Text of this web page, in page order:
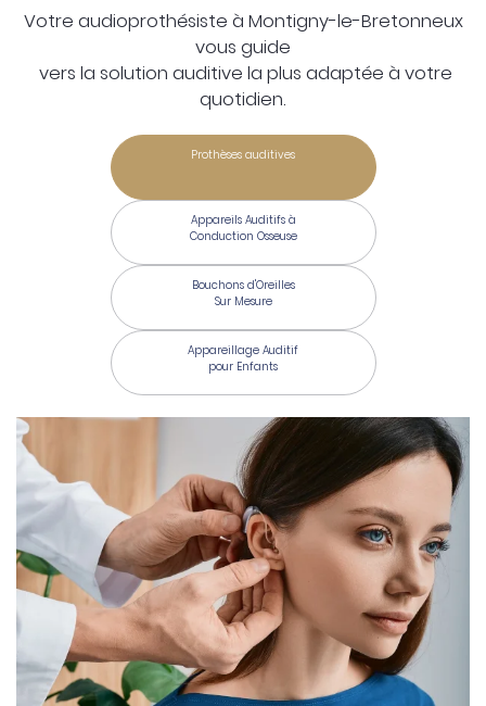
Accueil
Lunettes
Lentilles
Une question
01 80 82 39
Votre audioprothésiste à Montigny-le-Bretonneux
vous guide
vers la solution auditive la plus adaptée à votre
quotidien.
Prothèses auditives
Appareils Auditifs à
Conduction Osseuse
Bouchons d'Oreilles
Sur Mesure
Appareillage Auditif
pour Enfants